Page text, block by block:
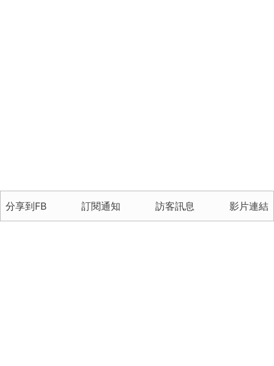
分享到FB 訂閱通知 訪客訊息 影片連結